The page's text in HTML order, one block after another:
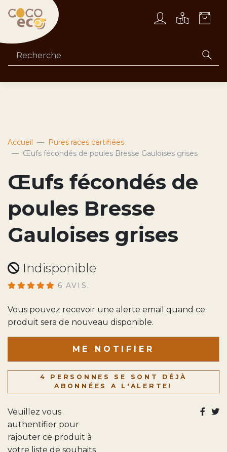
Accueil
Pures races certifiées
Œufs fécondés de poules Bresse Gauloises grises
Œufs fécondés de
poules Bresse
Gauloises grises
Indisponible
6 AVIS.
Vous pouvez recevoir une alerte email quand ce
produit sera de nouveau disponible.
ME NOTIFIER
4 PERSONNES SE SONT DÉJÀ
ABONNÉES A L'ALERTE!
Veuillez vous
authentifier pour
rajouter ce produit à
votre liste de souhaits